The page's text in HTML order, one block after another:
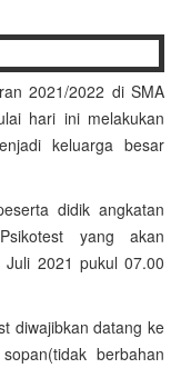
2021/2022 di SMA
hari ini melakukan
keluarga besar
didik angkatan
yang akan
2021 pukul 07.00
diwajibkan datang ke
berbahan